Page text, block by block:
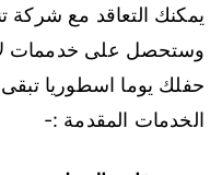
يمكنك التعاقد مع شركة
وستحصل على خدممات
حفلك يوما اسطوريا
الخدمات المقدمة :-